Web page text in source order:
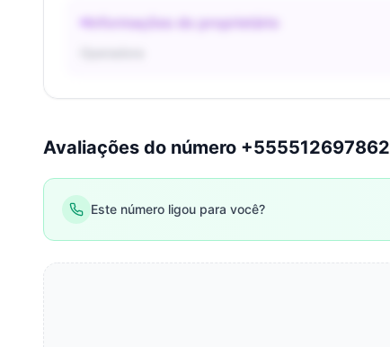
Informações do proprietário
Avaliações do número +555512697862
Este número ligou para você?